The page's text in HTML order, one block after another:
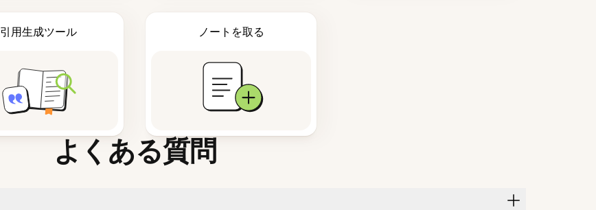
引用生成ツール ノートを取る
よくある質問